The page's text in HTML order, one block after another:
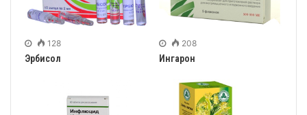
128
Эрбисол
208
Ингарон